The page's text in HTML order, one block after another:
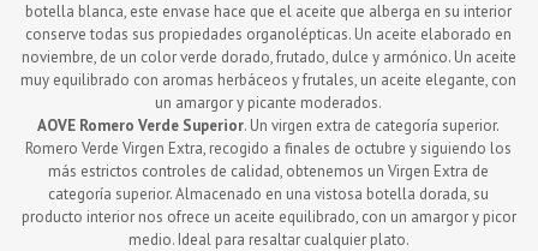
botella blanca, este envase hace que el aceite que alberga en su interior
conserve todas sus propiedades organolépticas. Un aceite elaborado en
noviembre, de un color verde dorado, frutado, dulce y armónico. Un aceite
muy equilibrado con aromas herbáceos y frutales, un aceite elegante, con
un amargor y picante moderados.
AOVE Romero Verde Superior. Un virgen extra de categoría superior.
Romero Verde Virgen Extra, recogido a finales de octubre y siguiendo los
más estrictos controles de calidad, obtenemos un Virgen Extra de
categoría superior. Almacenado en una vistosa botella dorada, su
producto interior nos ofrece un aceite equilibrado, con un amargor y picor
medio. Ideal para resaltar cualquier plato.